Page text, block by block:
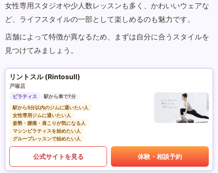
女性専用スタジオや少人数レッスンも多く、かわいいウェアな
ど、ライフスタイルの一部として楽しめるのも魅力です。
店舗によって特徴が異なるため、まずは自分に合うスタイルを
見つけてみましょう。
リントスル (Rintosull)
戸塚店
ピラティス
駅から車で7分
駅から5分以内のジムに通いたい人
女性専用ジムに通いたい人
姿勢・腰痛・肩こりが気になる人
マシンピラティスを始めたい人
グループレッスンで始めたい人
公式サイトを見る 体験・相談予約